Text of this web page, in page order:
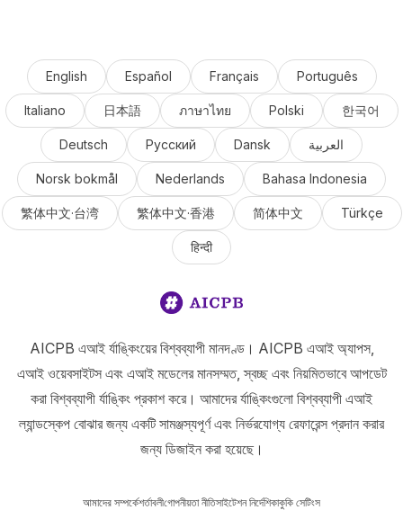
English Español Français Português
Italiano 日本語 ภาษาไทย Polski 한국어
Deutsch Русский Dansk العربية
Norsk bokmål Nederlands Bahasa Indonesia
繁体中文·台湾 繁体中文·香港 简体中文 Türkçe
हिन्दी
AICPB এআই র্যাঙ্কিংয়ের বিশ্বব্যাপী মানদণ্ড। AICPB এআই অ্যাপস,
এআই ওয়েবসাইটস এবং এআই মডেলের মানসম্মত, স্বচ্ছ এবং নিয়মিতভাবে আপডেট
করা বিশ্বব্যাপী র্যাঙ্কিং প্রকাশ করে। আমাদের র্যাঙ্কিংগুলো বিশ্বব্যাপী এআই
ল্যান্ডস্কেপ বোঝার জন্য একটি সামঞ্জস্যপূর্ণ এবং নির্ভরযোগ্য রেফারেন্স প্রদান করার
জন্য ডিজাইন করা হয়েছে।
আমাদের সম্পর্কেশর্তাবলীগোপনীয়তা নীতিসাইটেশন নির্দেশিকাকুকি সেটিংস